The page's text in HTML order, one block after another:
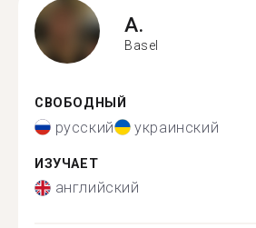
A.
Basel
СВОБОДНЫЙ
русский украинский
ИЗУЧАЕТ
английский